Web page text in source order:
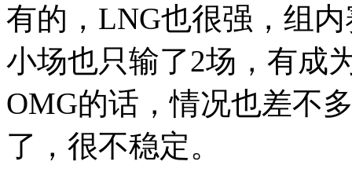
有的，LNG也很强，组
小场也只输了2场，有成
OMG的话，情况也差不
了，很不稳定。